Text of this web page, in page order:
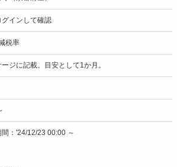
グインして確認
税率
ジに記載。目安として1か月。
間：'24/12/23 00:00 ～